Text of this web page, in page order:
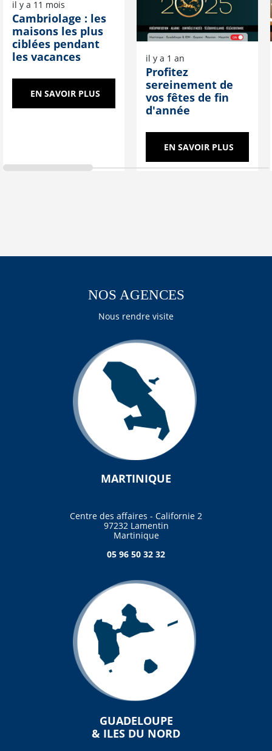
il y a 11 mois
Cambriolage : les
maisons les plus
ciblées pendant
les vacances
EN SAVOIR PLUS
il y a 1 an
Profitez
sereinement de
vos fêtes de fin
d'année
EN SAVOIR PLUS
NOS AGENCES
Nous rendre visite
MARTINIQUE
Centre des affaires - Californie 2
97232 Lamentin
Martinique
05 96 50 32 32
GUADELOUPE
& ILES DU NORD